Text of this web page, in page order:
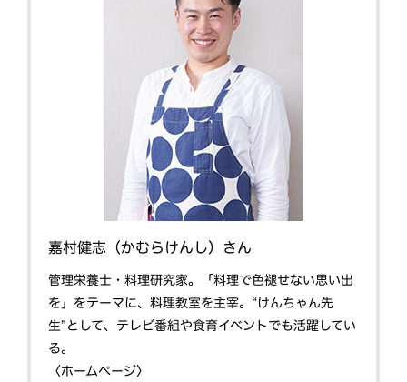
嘉村健志（かむらけんし）さん
管理栄養士・料理研究家。「料理で色褪せない思い出
を」をテーマに、料理教室を主宰。“けんちゃん先
生”として、テレビ番組や食育イベントでも活躍してい
る。
〈ホームページ〉